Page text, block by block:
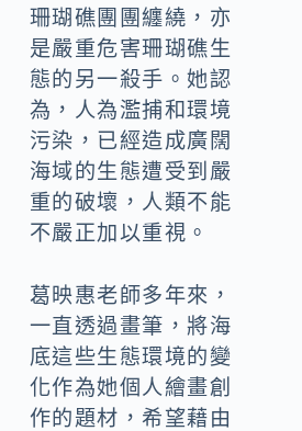
珊瑚礁團團纏繞，亦
是嚴重危害珊瑚礁生
態的另一殺手。她認
為，人為濫捕和環境
污染，已經造成廣闊
海域的生態遭受到嚴
重的破壞，人類不能
不嚴正加以重視。
葛映惠老師多年來，
一直透過畫筆，將海
底這些生態環境的變
化作為她個人繪畫創
作的題材，希望藉由